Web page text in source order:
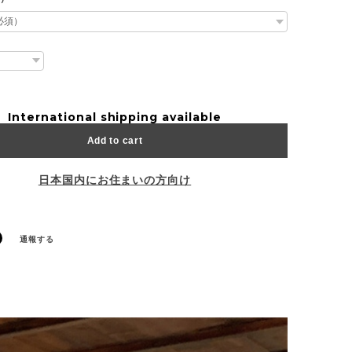
International shipping available
Add to cart
日本国内にお住まいの方向け
通報する